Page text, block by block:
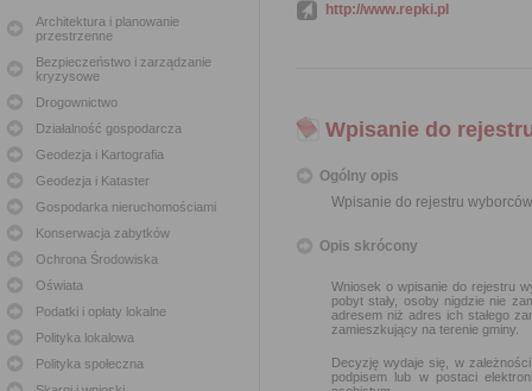
Architektura i planowanie
przestrzenne
Bezpieczeństwo i zarządzanie
kryzysowe
Drogownictwo
Działalność gospodarcza
Geodezja i Kartografia
Geodezja i Kataster
Gospodarka nieruchomościami
Konserwacja zabytków
Ochrona Środowiska
Oświata
Podatki i opłaty lokalne
Polityka lokalowa
Polityka społeczna
http://www.repki.pl
Wpisanie do
Ogólny opis
Wpisanie do rejestru wyborców
Opis skrócony
Wniosek o wpisanie do rejestru
pobyt stały, osoby nigdzie nie
adresem niż adres ich stałego
zamieszkujący na terenie gminy.
Decyzję wydaje się, w
podpisem lub w postaci